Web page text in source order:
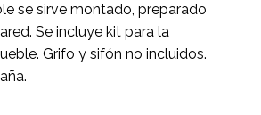
se sirve montado, preparado
Se incluye kit para la
Grifo y sifón no incluidos.